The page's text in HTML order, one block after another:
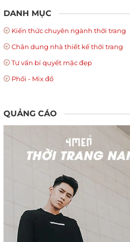
DANH MỤC
Kiến thức chuyên ngành thời trang
Chân dung nhà thiết kế thời trang
Tư vấn bí quyết mặc đẹp
Phối - Mix đồ
QUẢNG CÁO